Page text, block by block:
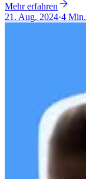
Mehr erfahren
21. Aug. 2024·4 Min.